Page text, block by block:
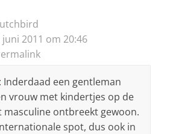
juni 2011 om 20:46
: Inderdaad een gentleman
vrouw met kindertjes op de
masculine ontbreekt gewoon.
spot, dus ook in